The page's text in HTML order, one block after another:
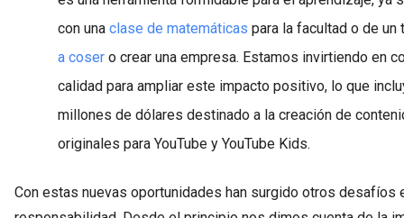
con una clase de matemáticas para la facultad o de un
a coser o crear una empresa. Estamos invirtiendo en
calidad para ampliar este impacto positivo, lo que
millones de dólares destinado a la creación de
originales para YouTube y YouTube Kids.
Con estas nuevas oportunidades han surgido otros desafíos